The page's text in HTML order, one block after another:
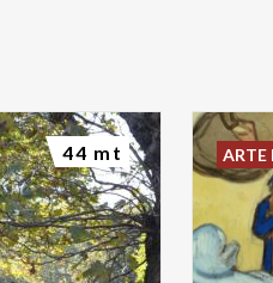
44 mt ARTE